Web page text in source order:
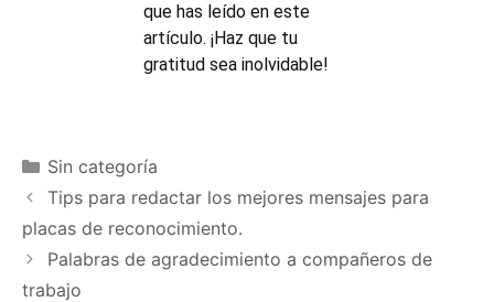
que has leído en este
artículo. ¡Haz que tu
gratitud sea inolvidable!
Sin categoría
Tips para redactar los mejores mensajes para
placas de reconocimiento.
Palabras de agradecimiento a compañeros de
trabajo